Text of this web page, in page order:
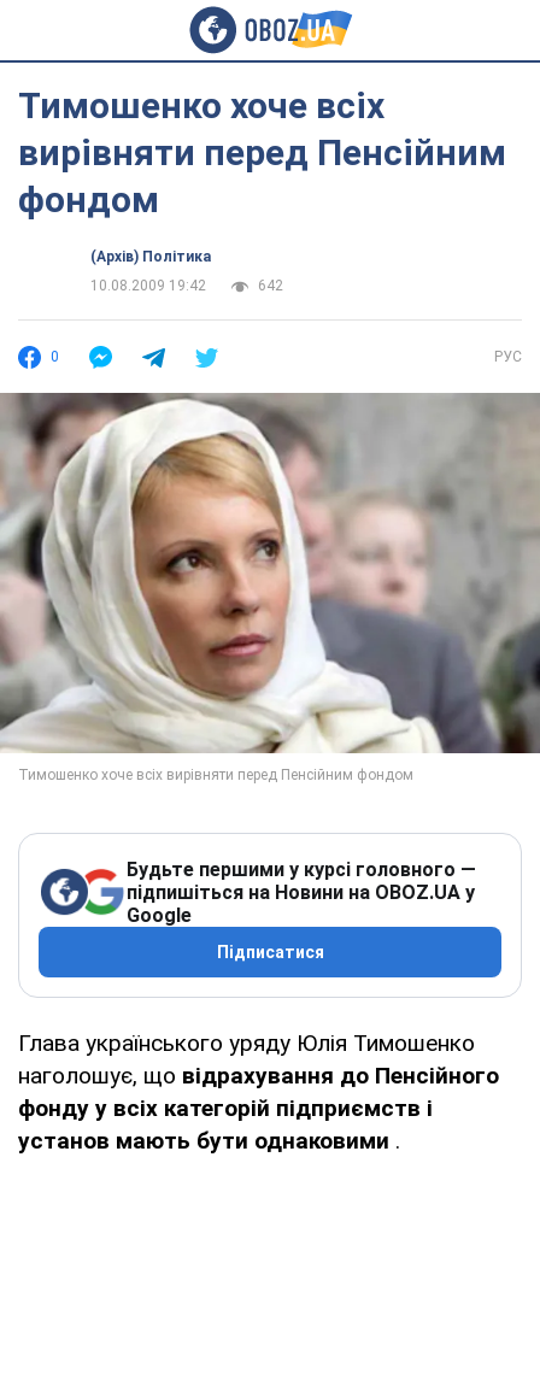
Тимошенко хоче всіх
вирівняти перед Пенсійним
фондом
(Архів) Політика
10.08.2009 19:42
642
0 РУС
Будьте першими у курсі головного —
підпишіться на Новини на OBOZ.UA у
Google
Підписатися
Глава українського уряду Юлія Тимошенко
наголошує, що відрахування до Пенсійного
фонду у всіх категорій підприємств і
установ мають бути однаковими .